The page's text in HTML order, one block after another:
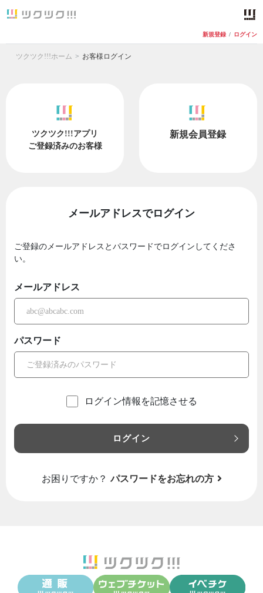
新規登録 / ログイン
ツクツク!!!ホーム お客様ログイン
ツクツク!!!アプリ
ご登録済みのお客様
新規会員登録
メールアドレスでログイン
ご登録のメールアドレスとパスワードでログインしてくださ
い。
メールアドレス
パスワード
ログイン情報を記憶させる
ログイン
お困りですか？ パスワードをお忘れの方